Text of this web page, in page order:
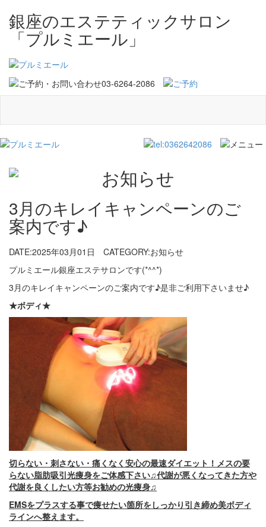
銀座のエステティックサロン
「プルミエール」
3月のキレイキャンペーンのご
案内です♪
DATE:2025年03月01日
CATEGORY:お知らせ
プルミエール銀座エステサロンです(*^^*)
3月のキレイキャンペーンのご案内です♪是非ご利用下さいませ♪
★ボディ★
切らない・刺さない・痛くなく安心の最速ダイエット！メスの要
らない脂肪吸引光痩身をご体感下さい♫代謝が悪くなってきた方や
代謝を良くしたい方等お勧めの光痩身♫
EMSをプラスする事で痩せたい箇所をしっかり引き締め美ボディ
ラインへ整えます。